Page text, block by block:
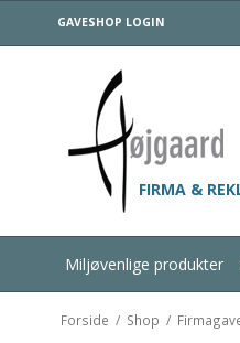
GAVESHOP LOGIN
FIRMA &
Miljøvenlige produkter
Forside / Shop /